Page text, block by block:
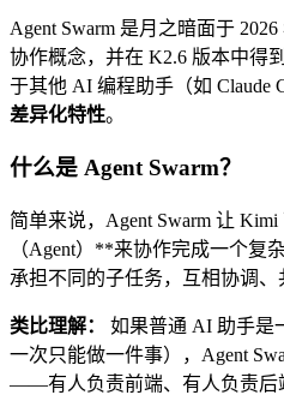
Agent Swarm 是月之暗面于
协作概念，并在 K2.6 版本中得
于其他 AI 编程助手（如 Claude
差异化特性。
什么是 Agent Swarm？
简单来说，Agent Swarm 让
（Agent）**来协作完成一个复
承担不同的子任务，互相协调、
类比理解：
如果普通 AI 助手是
一次只能做一件事），Agent
——有人负责前端、有人负责后